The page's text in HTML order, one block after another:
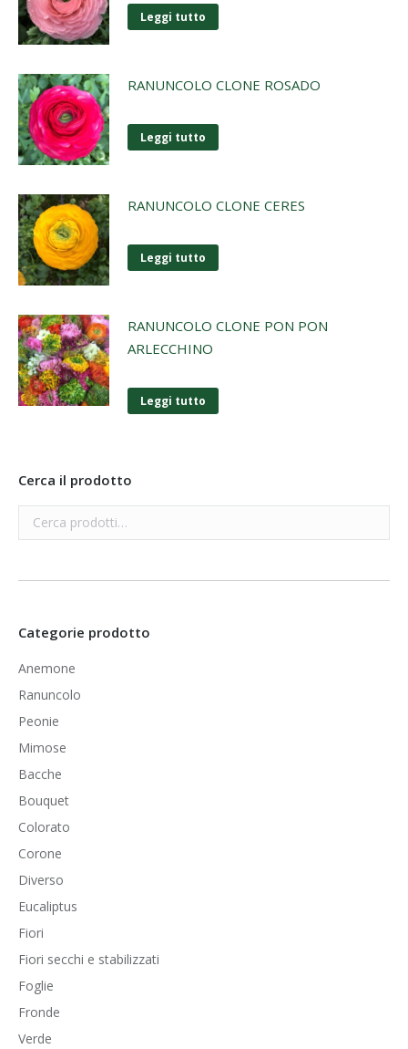
Leggi tutto
RANUNCOLO CLONE ROSADO
Leggi tutto
RANUNCOLO CLONE CERES
Leggi tutto
RANUNCOLO CLONE PON PON
ARLECCHINO
Leggi tutto
Cerca il prodotto
Categorie prodotto
Anemone
Ranuncolo
Peonie
Mimose
Bacche
Bouquet
Colorato
Corone
Diverso
Eucaliptus
Fiori
Fiori secchi e stabilizzati
Foglie
Fronde
Verde